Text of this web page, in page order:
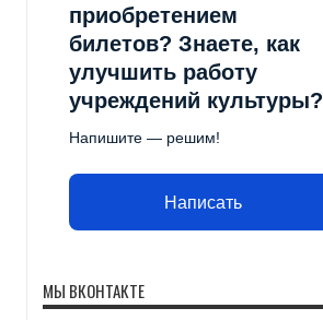
приобретением
билетов? Знаете, как
улучшить работу
учреждений культуры?
Напишите — решим!
Написать
МЫ ВКОНТАКТЕ